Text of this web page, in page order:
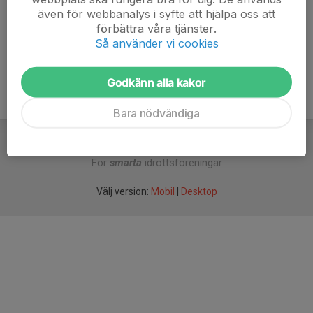
Tränare
070-781 84 27
anton.sarnstedt@gmail.com
För smarta idrottsföreningar
Välj version: Mobil Desktop
även för webbanalys i syfte att hjälpa oss att
förbättra våra tjänster.
Så använder vi cookies
Godkänn alla kakor
Bara nödvändiga